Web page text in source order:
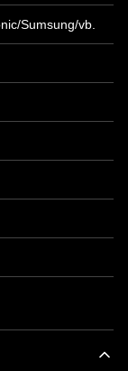
Sumsung/vb.